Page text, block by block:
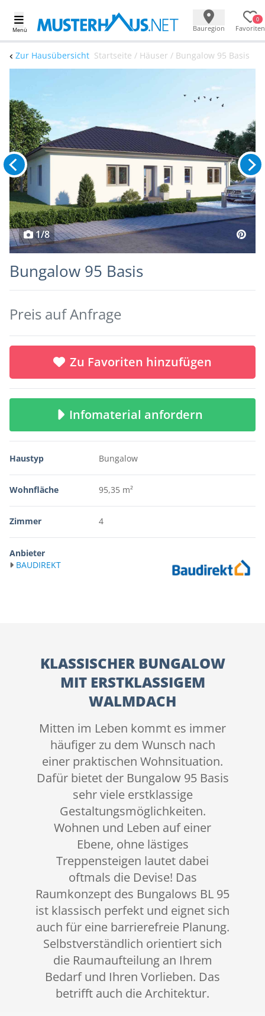
Menü Bauregion
0
Favoriten
Zur Hausübersicht Startseite / Häuser / Bungalow 95 Basis
1/8
Bungalow 95 Basis
Preis auf Anfrage
Zu Favoriten hinzufügen
Infomaterial anfordern
Haustyp Bungalow
Wohnfläche 95,35 m²
Zimmer 4
Anbieter
BAUDIREKT
KLASSISCHER BUNGALOW
MIT ERSTKLASSIGEM
WALMDACH
Mitten im Leben kommt es immer
häufiger zu dem Wunsch nach
einer praktischen Wohnsituation.
Dafür bietet der Bungalow 95 Basis
sehr viele erstklassige
Gestaltungsmöglichkeiten.
Wohnen und Leben auf einer
Ebene, ohne lästiges
Treppensteigen lautet dabei
oftmals die Devise! Das
Raumkonzept des Bungalows BL 95
ist klassisch perfekt und eignet sich
auch für eine barrierefreie Planung.
Selbstverständlich orientiert sich
die Raumaufteilung an Ihrem
Bedarf und Ihren Vorlieben. Das
betrifft auch die Architektur.